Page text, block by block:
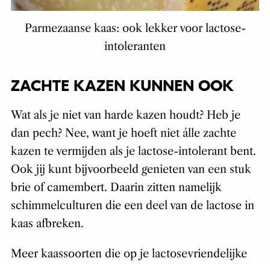
Parmezaanse kaas: ook lekker voor lactose-
intoleranten
ZACHTE KAZEN KUNNEN OOK
Wat als je niet van harde kazen houdt? Heb je
dan pech? Nee, want je hoeft niet álle zachte
kazen te vermijden als je lactose-intolerant bent.
Ook jij kunt bijvoorbeeld genieten van een stuk
brie of camembert. Daarin zitten namelijk
schimmelculturen die een deel van de lactose in
kaas afbreken.
Meer kaassoorten die op je lactosevriendelijke